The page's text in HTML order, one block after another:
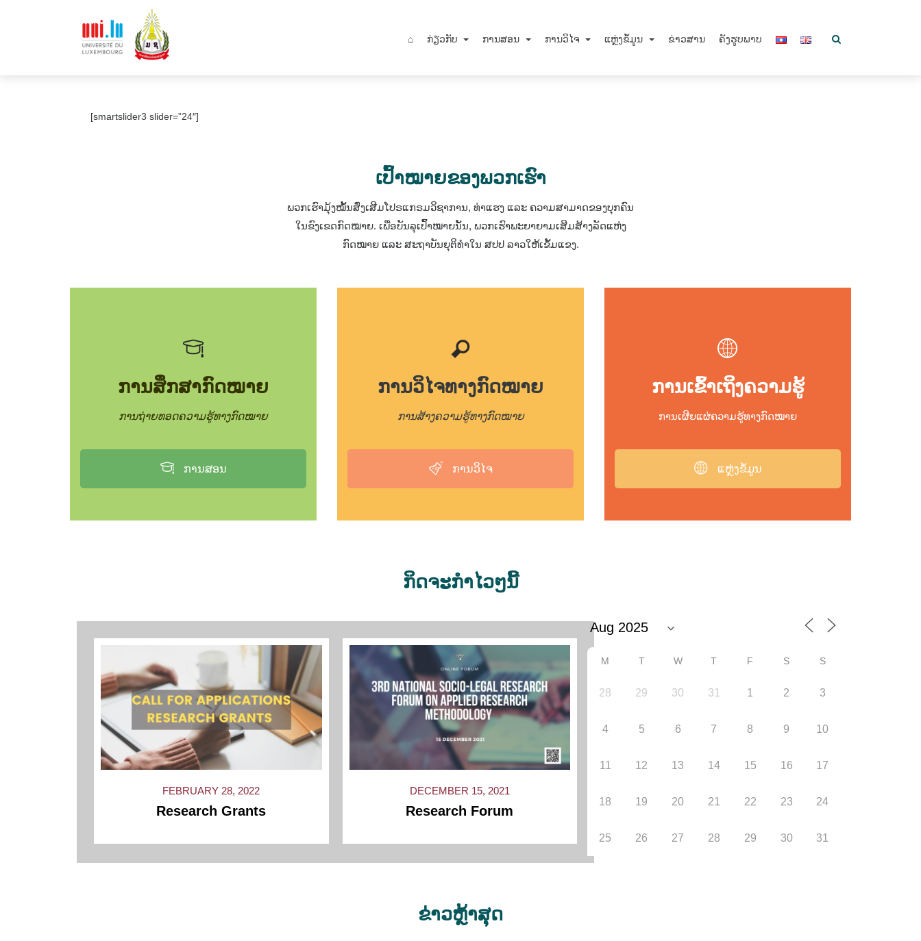
⌂ ກ່ຽວກັບ ການສອນ ການວິໄຈ ແຫຼ່ງຂໍ້ມູນ ຂ່າວສານ ຄັງຮູບພາບ
[smartslider3 slider=”24″]
ເປົ້າໝາຍຂອງພວກເຮົາ
ພວກເຮົາມຸ້ງໝັ້ນສົ່ງເສີມໂປຣແກຣມວິຊາການ, ທ່າແຮງ ແລະ ຄວາມສາມາດຂອງບຸກຄົນ
ໃນຂົງເຂດກົດໝາຍ. ເພື່ອບັນລຸເປົ້າໝາຍນັ້ນ, ພວກເຮົາພະຍາຍາມເສີມສ້າງລັດແຫ່ງ
ກົດໝາຍ ແລະ ສະຖາບັນຍຸຕິທໍາໃນ ສປປ ລາວໃຫ້ເຂັ້ມແຂງ.
ການສຶກສາກົດໝາຍ
ການຖ່າຍທອດຄວາມຮູ້ທາງກົດໝາຍ
ການສອນ
ການວິໄຈທາງກົດໝາຍ
ການສ້າງຄວາມຮູ້ທາງກົດໝາຍ
ການວິໄຈ
ການເຂົ້າເຖິງຄວາມຮູ້
ການເຜີຍແຜ່ຄວາມຮູ້ທາງກົດໝາຍ
ແຫຼ່ງຂໍ້ມູນ
ກິດຈະກຳໄວໆນີ້
FEBRUARY 28, 2022
Research Grants
DECEMBER 15, 2021
Research Forum
M T W T F S S
28 29 30 31 1 2 3
4 5 6 7 8 9 10
11 12 13 14 15 16 17
18 19 20 21 22 23 24
25 26 27 28 29 30 31
ຂ່າວຫຼ້າສຸດ